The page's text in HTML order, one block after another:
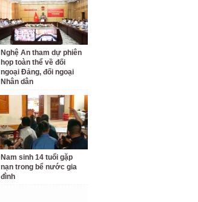
Nghệ An tham dự phiên
họp toàn thể về đối
ngoại Đảng, đối ngoại
Nhân dân
Nam sinh 14 tuổi gặp
nạn trong bể nước gia
đình